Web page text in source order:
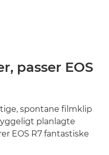
passer EOS
spontane filmklip
planlagte
EOS R7 fantastiske